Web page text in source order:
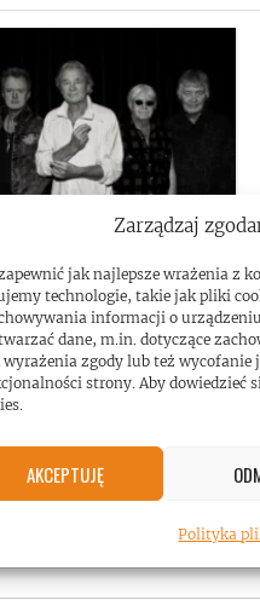
Zarządzaj
jak najlepsze wrażenia z
technologie, takie jak pliki
informacji o
dane, m.in. dotyczące
wyrażenia zgody lub też wycofanie
strony. Aby dowiedzieć
AKCEPTUJĘ
Polityka
przedstawiają
singiel z nowej płyty!